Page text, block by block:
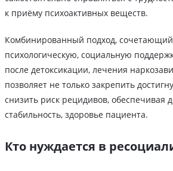
к приёму психоактивных веществ.
Комбинированный подход,
психологическую, социальную
после детоксикации, лечения
позволяет не только закрепить
снизить риск рецидивов, обеспечивая
стабильность, здоровье пациента.
Кто нуждается в